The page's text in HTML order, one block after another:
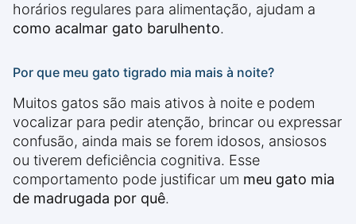
horários regulares para alimentação, ajudam a
como acalmar gato barulhento.
Por que meu gato tigrado mia mais à noite?
Muitos gatos são mais ativos à noite e podem
vocalizar para pedir atenção, brincar ou expressar
confusão, ainda mais se forem idosos, ansiosos
ou tiverem deficiência cognitiva. Esse
comportamento pode justificar um meu gato mia
de madrugada por quê.